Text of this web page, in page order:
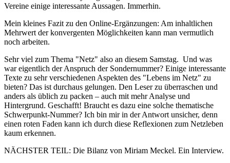
Vereine einige interessante Aussagen. Immerhin.
Mein kleines Fazit zu den Online-Ergänzungen: Am inhaltlichen
Mehrwert der konvergenten Möglichkeiten kann man vermutlich
noch arbeiten.
Sehr viel zum Thema "Netz" also an diesem Samstag. Und was
war eigentlich der Anspruch der Sondernummer? Einige interessante
Texte zu sehr verschiedenen Aspekten des "Lebens im Netz" zu
bieten? Das ist durchaus gelungen. Den Leser zu überraschen und
anders als üblich zu packen – auch mit mehr Analyse und
Hintergrund. Geschafft! Braucht es dazu eine solche thematische
Schwerpunkt-Nummer? Ich bin mir in der Antwort unsicher, denn
einen roten Faden kann ich durch diese Reflexionen zum Netzleben
kaum erkennen.
NÄCHSTER TEIL: Die Bilanz von Miriam Meckel. Ein Interview.